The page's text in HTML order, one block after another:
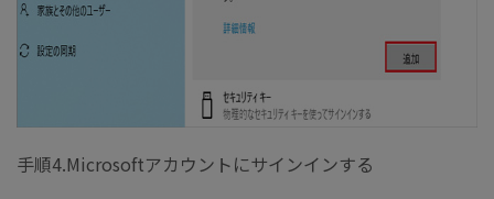
手順4.Microsoftアカウントにサインインする